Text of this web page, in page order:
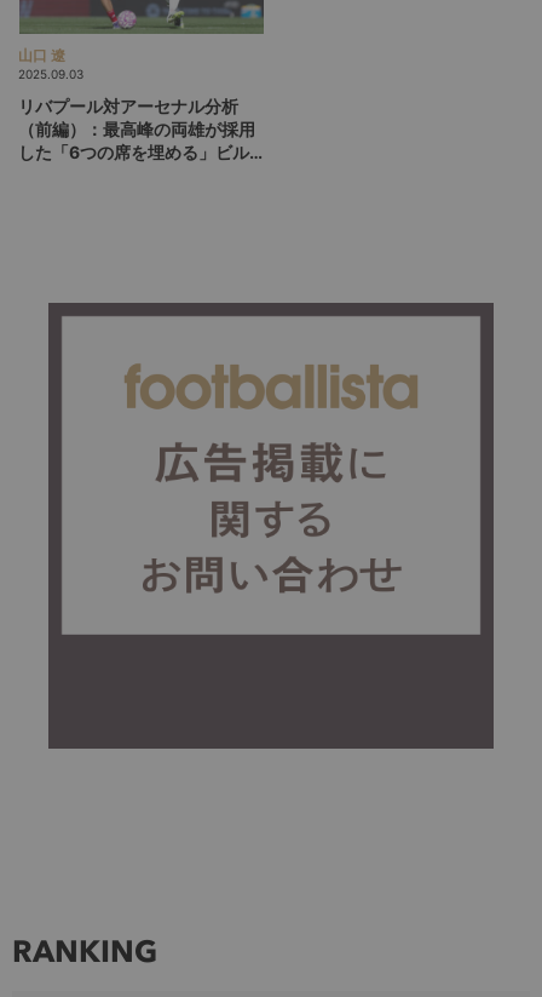
山口 遼
2025.09.03
リバプール対アーセナル分析
（前編）：最高峰の両雄が採用
した「6つの席を埋める」ビル
RANKING